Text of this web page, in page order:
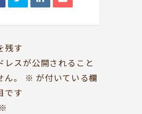
のみもの・たべもの
CAFE
残す
レスが公開されること
。
※ が付いている欄
です
※